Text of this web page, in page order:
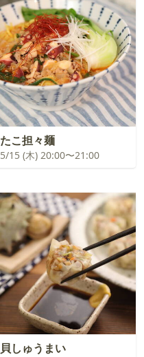
たこ担々麺
5/15 (木) 20:00〜21:00
貝しゅうまい